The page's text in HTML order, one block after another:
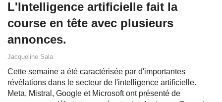
L'Intelligence artificielle fait la
course en tête avec plusieurs
annonces.
Jacqueline Sala
Cette semaine a été caractérisée par d'importantes
révélations dans le secteur de l'intelligence artificielle.
Meta, Mistral, Google et Microsoft ont présenté de